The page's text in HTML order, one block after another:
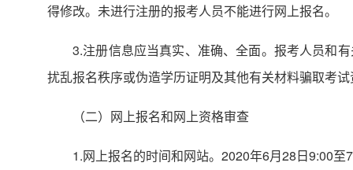
得修改。未进行注册的报考人员不能进行网上报名。
3.注册信息应当真实、准确、全面。报考人员和
扰乱报名秩序或伪造学历证明及其他有关材料骗取考
（二）网上报名和网上资格审查
1.网上报名的时间和网站。2020年6月28日9:00